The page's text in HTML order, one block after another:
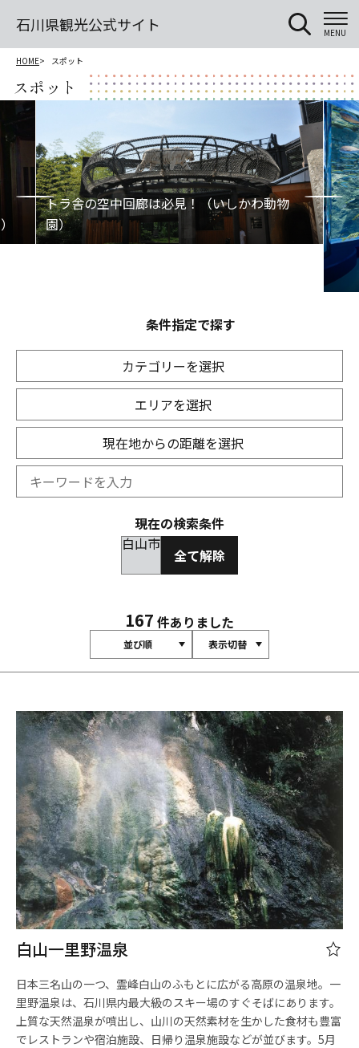
石川県観光公式サイト MENU
HOME スポット
スポット
条件指定で探す
カテゴリーを選択
エリアを選択
現在地からの距離を選択
現在の検索条件
白山市
全て解除
167 件ありました
並び順 表示切替
白山一里野温泉
日本三名山の一つ、霊峰白山のふもとに広がる高原の温泉地。一
里野温泉は、石川県内最大級のスキー場のすぐそばにあります。
上質な天然温泉が噴出し、山川の天然素材を生かした食材も豊富
でレストランや宿泊施設、日帰り温泉施設などが並びます。5月